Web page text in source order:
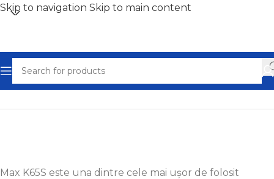
Skip to navigation Skip to main content
Home/Rachete de subtraversare
Max K65S este una dintre cele mai ușor de folosit